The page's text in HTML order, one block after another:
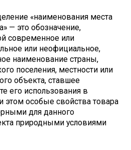
«наименования места
— это обозначение,
современное или
или неофициальное,
наименование страны,
поселения, местности или
объекта, ставшее
его использования в
этом особые свойства товара
для данного
природными условиями